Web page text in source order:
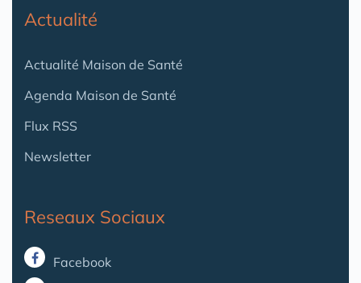
Actualité
Actualité Maison de Santé
Agenda Maison de Santé
Flux RSS
Newsletter
Reseaux Sociaux
Facebook